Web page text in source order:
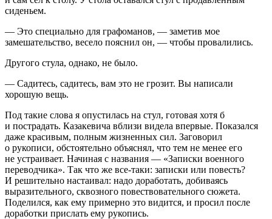
сиденьем.
— Это специально для графоманов, — заметив мое
замешательство, весело пояснил он, — чтобы провалились.
Другого стула, однако, не было.
— Садитесь, садитесь, вам это не грозит. Вы написали
хорошую вещь.
Под такие слова я опустилась на стул, готовая хотя б
и пострадать. Казакевича вблизи видела впервые. Показался
даже красивым, полным жизненных сил. Заговорил
о рукописи, обстоятельно объяснял, что тем не менее его
не устраивает. Начиная с названия — «Записки военного
переводчика». Так что же все-таки: записки или повесть?
И решительно настаивал: надо доработать, добиваясь
выразительного, сквозного повествовательного сюжета.
Поделился, как ему примерно это видится, и просил после
доработки прислать ему рукопись.